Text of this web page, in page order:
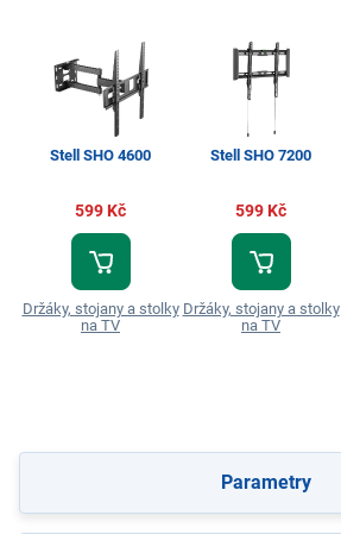
Stell SHO 4600
599 Kč
Držáky, stojany a stolky
na TV
Stell SHO 7200
599 Kč
Držáky, stojany a stolky
na TV
Parametry